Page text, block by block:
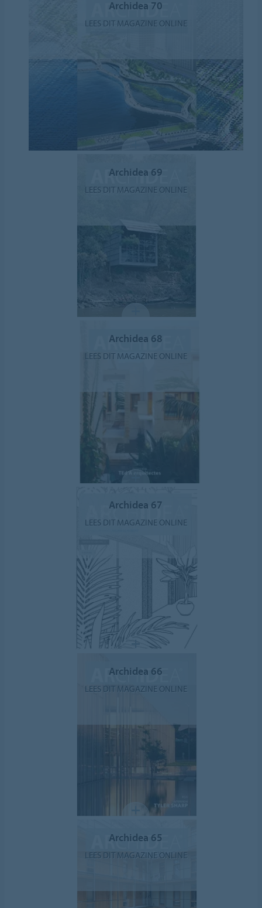
Archidea 70
LEES DIT MAGAZINE ONLINE
Archidea 69
LEES DIT MAGAZINE ONLINE
Archidea 68
LEES DIT MAGAZINE ONLINE
Archidea 67
LEES DIT MAGAZINE ONLINE
Archidea 66
LEES DIT MAGAZINE ONLINE
Archidea 65
LEES DIT MAGAZINE ONLINE